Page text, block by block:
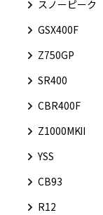
スノーピーク
GSX400F
Z750GP
SR400
CBR400F
Z1000MKⅡ
YSS
CB93
R12